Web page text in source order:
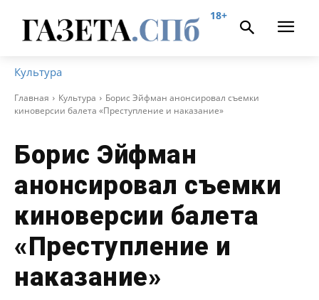
18+
Культура
Главная Культура
Борис Эйфман анонсировал съемки
киноверсии балета «Преступление и наказание»
Борис Эйфман
анонсировал съемки
киноверсии балета
«Преступление и
наказание»